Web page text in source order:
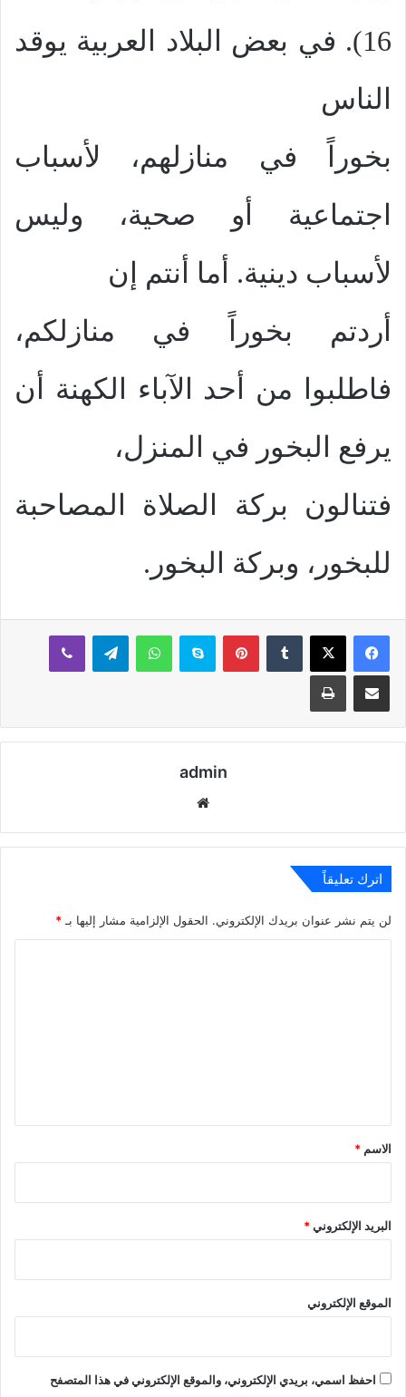
16). في بعض البلاد العربية يوقد
الناس
بخوراً في منازلهم، لأسباب
اجتماعية أو صحية، وليس
لأسباب دينية. أما أنتم إن
أردتم بخوراً في منازلكم،
فاطلبوا من أحد الآباء الكهنة أن
يرفع البخور في المنزل،
فتنالون بركة الصلاة المصاحبة
للبخور، وبركة البخور.
بينتيريستسكايب واتساب تيلقرام ڤايبر
مشاركة عبر البريد طباعة
admin
اترك تعليقاً
لن يتم نشر عنوان بريدك الإلكتروني. الحقول الإلزامية مشار إليها بـ *
*
الاسم *
البريد الإلكتروني*
الموقع الإلكتروني
احفظ اسمي، بريدي الإلكتروني، والموقع الإلكتروني في هذا المتصفح